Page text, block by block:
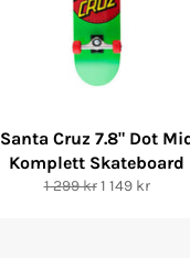
Santa Cruz 7.8" Dot
Komplett Skateboard
Ordinarie
1 299 kr reapris
1 149 kr